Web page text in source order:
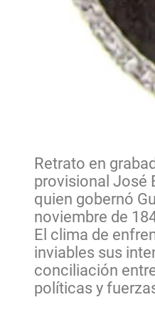
Retrato en
provisional José
quien gobernó
noviembre de
El clima de
inviables sus
conciliación
políticas y